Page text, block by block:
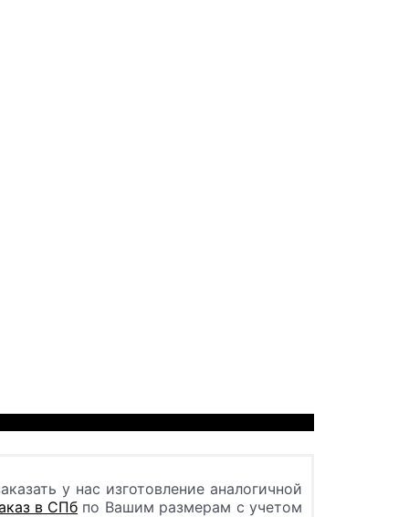
у нас изготовление аналогичной
в СПб по Вашим размерам с учетом